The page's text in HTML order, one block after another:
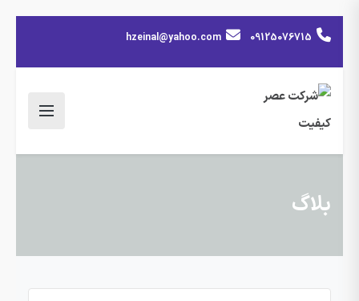
09125076715
hzeinal@yahoo.com
بلاگ